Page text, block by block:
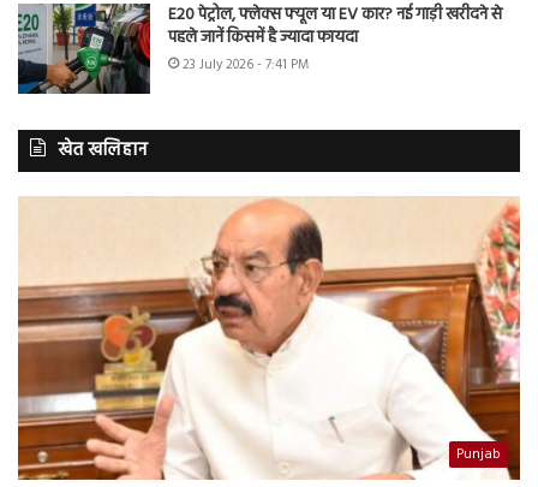
E20 पेट्रोल, फ्लेक्स फ्यूल या EV कार? नई गाड़ी खरीदने से
पहले जानें किसमें है ज्यादा फायदा
23 July 2026 - 7:41 PM
खेत खलिहान
Punjab